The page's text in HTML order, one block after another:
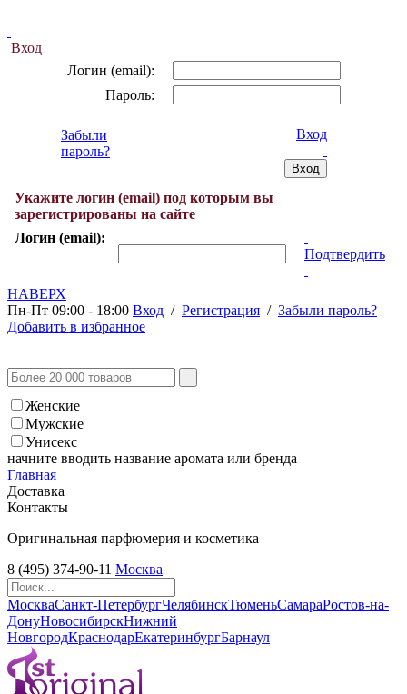
Вход
Логин (email):
Пароль:
Забыли
пароль?
Вход
Укажите логин (email) под которым вы
зарегистрированы на сайте
Логин (email):
Подтвердить
НАВЕРХ
Пн-Пт 09:00 - 18:00 Вход / Регистрация / Забыли пароль?
Добавить в избранное
Женские
Мужские
Унисекс
начните вводить название аромата или бренда
Главная
Доставка
Контакты
Оригинальная парфюмерия и косметика
8 (495) 374-90-11 Москва
МоскваСанкт-ПетербургЧелябинскТюменьСамараРостов-на-
ДонуНовосибирскНижний
НовгородКраснодарЕкатеринбургБарнаул